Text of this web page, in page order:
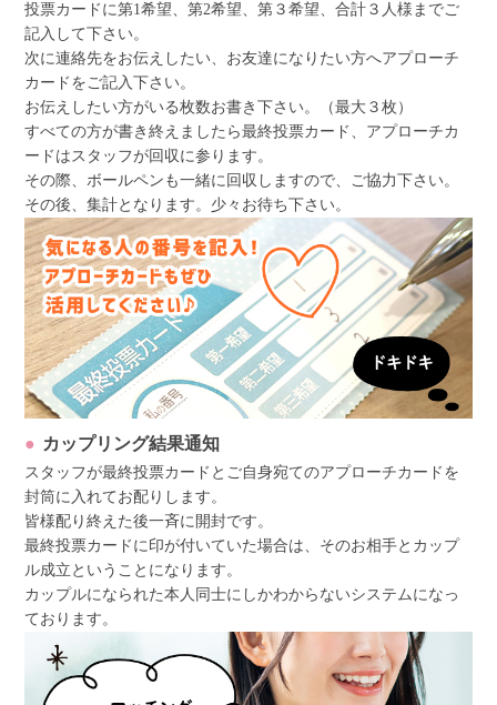
投票カードに第1希望、第2希望、第３希望、合計３人様までご
記入して下さい。
次に連絡先をお伝えしたい、お友達になりたい方へアプローチ
カードをご記入下さい。
お伝えしたい方がいる枚数お書き下さい。（最大３枚）
すべての方が書き終えましたら最終投票カード、アプローチカ
ードはスタッフが回収に参ります。
その際、ボールペンも一緒に回収しますので、ご協力下さい。
その後、集計となります。少々お待ち下さい。
カップリング結果通知
スタッフが最終投票カードとご自身宛てのアプローチカードを
封筒に入れてお配りします。
皆様配り終えた後一斉に開封です。
最終投票カードに印が付いていた場合は、そのお相手とカップ
ル成立ということになります。
カップルになられた本人同士にしかわからないシステムになっ
ております。